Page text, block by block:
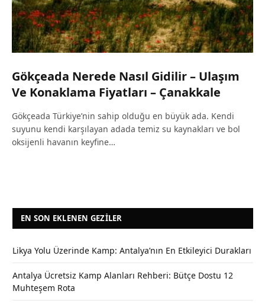
Gökçeada Nerede Nasıl Gidilir – Ulaşım
Ve Konaklama Fiyatları – Çanakkale
Gökçeada Türkiye’nin sahip olduğu en büyük ada. Kendi
suyunu kendi karşılayan adada temiz su kaynakları ve bol
oksijenli havanın keyfine…
EN SON EKLENEN GEZILER
Likya Yolu Üzerinde Kamp: Antalya’nın En Etkileyici Durakları
Antalya Ücretsiz Kamp Alanları Rehberi: Bütçe Dostu 12
Muhteşem Rota